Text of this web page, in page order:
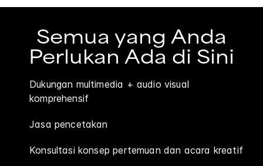
Semua yang Anda
Perlukan Ada di Sini
Dukungan multimedia + audio visual
komprehensif
Jasa pencetakan
Konsultasi konsep pertemuan dan acara kreatif